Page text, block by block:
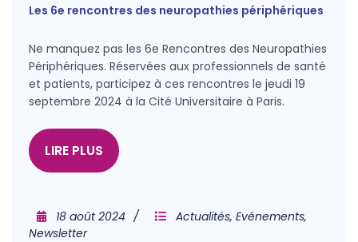
Les 6e rencontres des neuropathies périphériques
Ne manquez pas les 6e Rencontres des Neuropathies
Périphériques. Réservées aux professionnels de santé
et patients, participez à ces rencontres le jeudi 19
septembre 2024 à la Cité Universitaire à Paris.
LIRE PLUS
18 août 2024 Actualités, Evénements,
Newsletter